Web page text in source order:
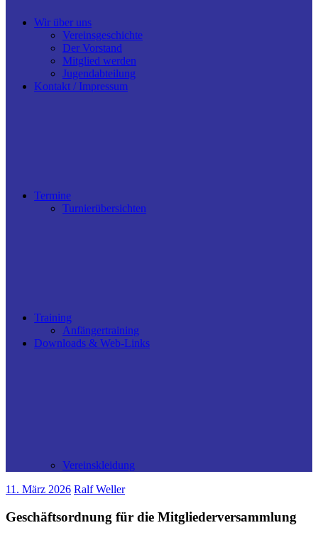
Wir über uns
Vereinsgeschichte
Der Vorstand
Mitglied werden
Jugendabteilung
Kontakt / Impressum
Termine
Turnierübersichten
Training
Anfängertraining
Downloads & Web-Links
Vereinskleidung
11. März 2026 Ralf Weller
Geschäftsordnung für die Mitgliederversammlung